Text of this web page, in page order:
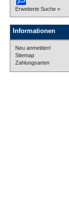
Erweiterte Suche »
Informationen
Neu anmelden!
Sitemap
Zahlungsarten